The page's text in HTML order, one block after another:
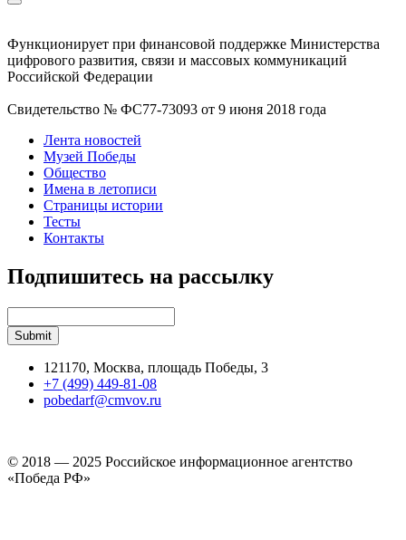
Функционирует при финансовой поддержке Министерства
цифрового развития, связи и массовых коммуникаций
Российской Федерации
Свидетельство № ФС77-73093 от 9 июня 2018 года
Лента новостей
Музей Победы
Общество
Имена в летописи
Страницы истории
Тесты
Контакты
Подпишитесь на рассылку
121170, Москва, площадь Победы, 3
+7 (499) 449-81-08
pobedarf@cmvov.ru
© 2018 — 2025 Российское информационное агентство
«Победа РФ»